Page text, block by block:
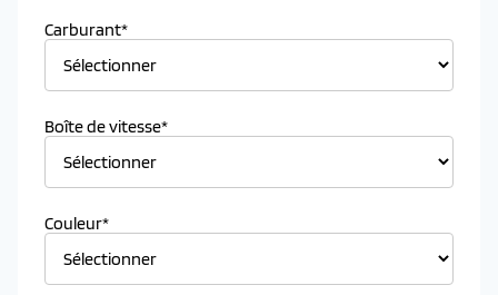
Carburant*
Boîte de vitesse*
Couleur*